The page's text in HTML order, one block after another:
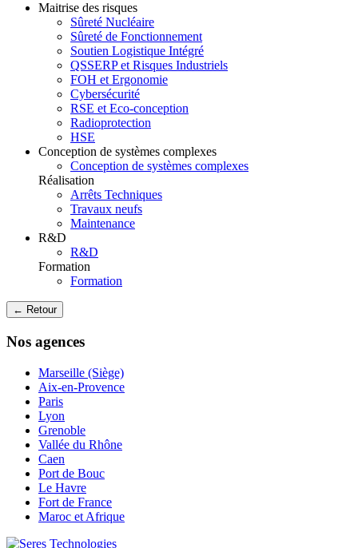
Maitrise des risques
Sûreté Nucléaire
Sûreté de Fonctionnement
Soutien Logistique Intégré
QSSERP et Risques Industriels
FOH et Ergonomie
Cybersécurité
RSE et Eco-conception
Radioprotection
HSE
Conception de systèmes complexes
Conception de systèmes complexes
Réalisation
Arrêts Techniques
Travaux neufs
Maintenance
R&D
R&D
Formation
Formation
← Retour
Nos agences
Marseille (Siège)
Aix-en-Provence
Paris
Lyon
Grenoble
Vallée du Rhône
Caen
Port de Bouc
Le Havre
Fort de France
Maroc et Afrique